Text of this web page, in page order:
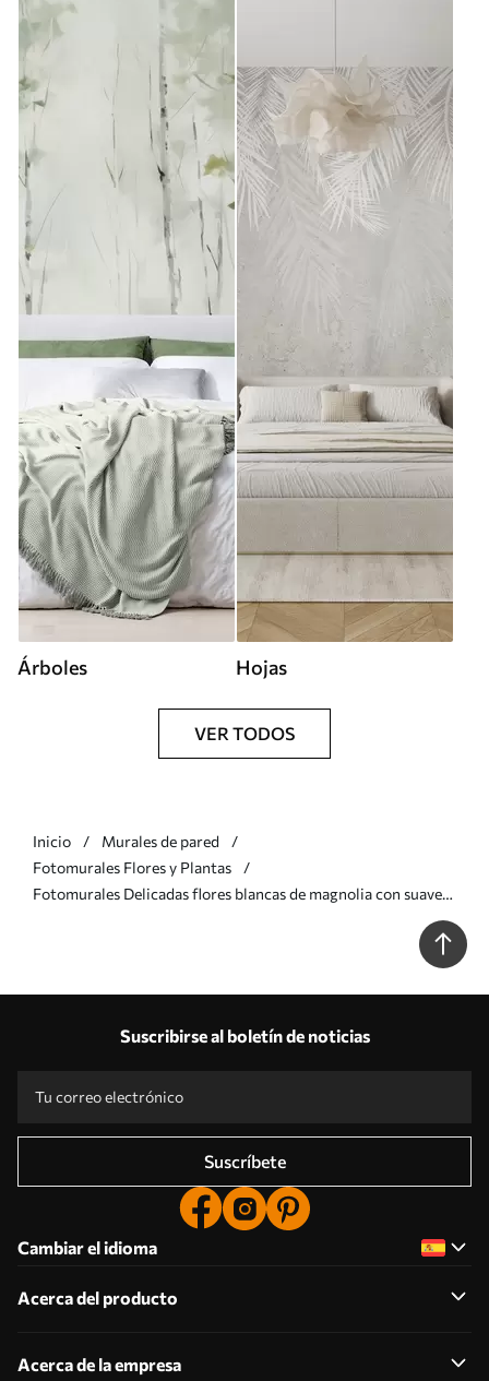
Árboles Hojas
VER TODOS
Inicio
Murales de pared
Fotomurales Flores y Plantas
Fotomurales Delicadas flores blancas de magnolia con suaves
Suscribirse al boletín de noticias
Suscríbete
Cambiar el idioma
Acerca del producto
Acerca de la empresa